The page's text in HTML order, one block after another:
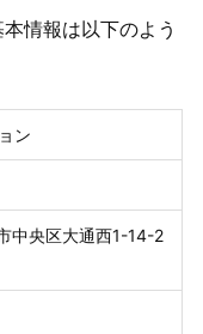
情報は以下のよう
ン
中央区大通西1-14-2